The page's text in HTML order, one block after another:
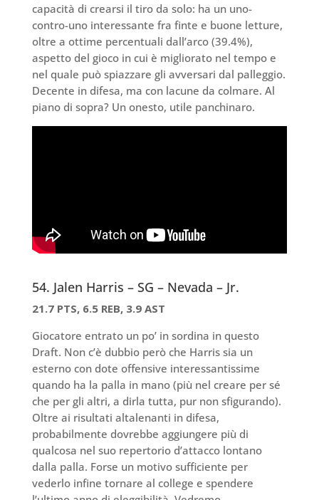
capacità di crearsi il tiro da solo: ha un uno-
contro-uno interessante fra finte e buone letture,
oltre a ottime percentuali dall’arco (39.4%),
aspetto del gioco in cui è migliorato nel tempo e
nel quale può spiazzare gli avversari dal palleggio.
Decente in difesa, ma con lacune da colmare. Al
piano di sopra? Un onesto, utile panchinaro.
54. Jalen Harris – SG – Nevada – Jr.
21.7 PTS, 6.5 REB, 3.9 AST
Giocatore entrato un po’ in sordina in questo
Draft. Non c’è dubbio però che Harris sia un
esterno con dote offensive interessantissime
quando ha la palla in mano (più nel creare per sé
che per gli altri, a dirla tutta, pur non sfigurando).
Oltre ai risultati altalenanti in difesa,
probabilmente dovrebbe aggiungere più di
qualcosa nel suo repertorio d’attacco lontano
dalla palla. Forse un motivo sufficiente per
vederlo infine tornare al college e spendere